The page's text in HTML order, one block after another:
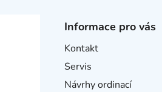
Informace pro vás
Kontakt
Servis
Návrhy ordinací